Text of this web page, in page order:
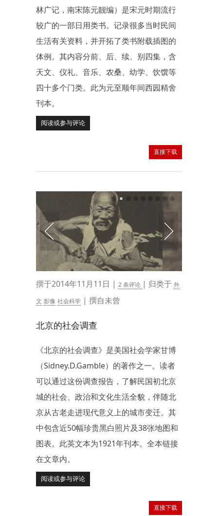
林广记，南宋陈元靓编）是宋元时期流行
较广的一部日用类书。记录很多当时民间
生活有关资料，并开拓了类书附载插图的
体例。其内容分前、后、续、别四集，含
天文、仪礼、音乐、农桑、幼学、饮馔等
四十多个门类。此为元至顺年间西园精舍
刊本。
阅读或参与评论
直接下载
撰于2014年11月11日 | 2 条评论 | 归类于 外
文 影像 社会科学 | 撰自未曾
北京的社会调查
《北京的社会调查》是美国社会学家甘博
（Sidney.D.Gamble）的著作之一。读者
可以通过这份调查报告，了解民国初北京
城的社会、政治和文化生活全貌，伴随北
京从古老走进现代意义上的城市变迁。其
中包含近50幅珍贵黑白照片及38张地图和
图表。此英文本为1921年刊本。全本链接
在文章内。
阅读或参与评论
直接下载